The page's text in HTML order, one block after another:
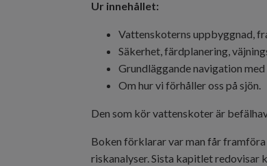
Ur innehållet:
Vattenskoterns uppbyggnad,
Säkerhet, färdplanering,
Grundläggande navigation
Om hur vi förhåller oss på sjön.
Den som kör vattenskoter är
Boken förklarar var man får
riskanalyser. Sista kapitlet redovisar